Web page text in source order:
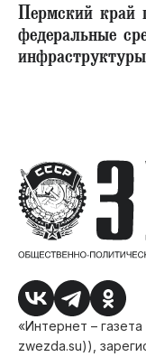
Пермский край
федеральные
«Интернет –
zwezda.su)),